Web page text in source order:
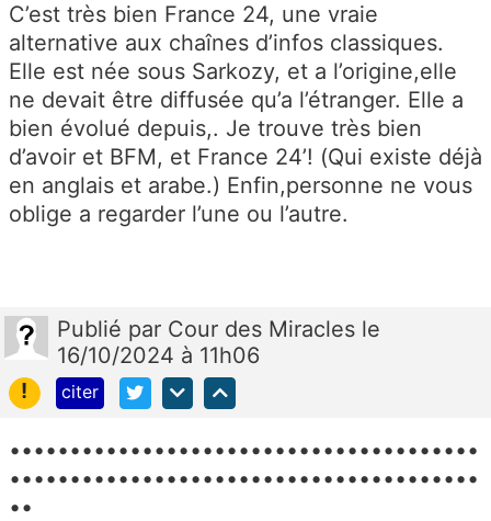
C’est très bien France 24, une vraie
alternative aux chaînes d’infos classiques.
Elle est née sous Sarkozy, et a l’origine,elle
ne devait être diffusée qu’a l’étranger. Elle a
bien évolué depuis,. Je trouve très bien
d’avoir et BFM, et France 24’! (Qui existe déjà
en anglais et arabe.) Enfin,personne ne vous
oblige a regarder l’une ou l’autre.
Publié par Cour des Miracles le
16/10/2024 à 11h06
!
citer
•••••••••••••••••••••••••••••••••••••••
•••••••••••••••••••••••••••••••••••••••
••